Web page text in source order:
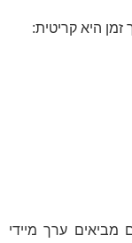
היא קריטית:
מביאים ערך מיידי